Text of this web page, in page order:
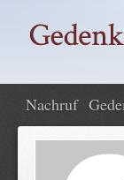
Nachruf